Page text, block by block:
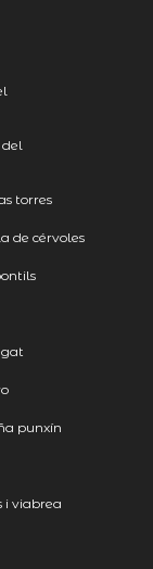
torres
de cérvoles
punxín
i viabrea